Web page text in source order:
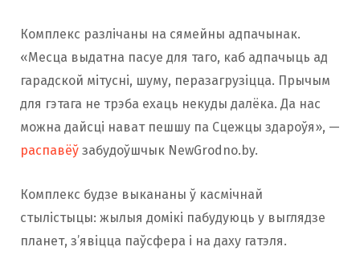
Комплекс разлічаны на сямейны адпачынак.
«Месца выдатна пасуе для таго, каб адпачыць ад
гарадской мітусні, шуму, перазагрузіцца. Прычым
для гэтага не трэба ехаць некуды далёка. Да нас
можна дайсці нават пешшу па Сцежцы здароўя», —
распавёў забудоўшчык NewGrodno.by.
Комплекс будзе выкананы ў касмічнай
стылістыцы: жылыя домікі пабудуюць у выглядзе
планет, з’явіцца паўсфера і на даху гатэля.